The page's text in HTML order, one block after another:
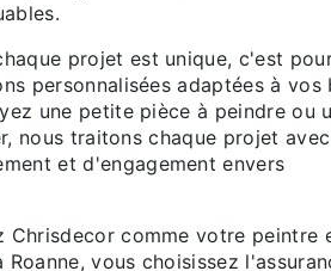
projet est unique, c'est
personnalisées adaptées à vos
une petite pièce à peindre ou
nous traitons chaque projet
et d'engagement envers
Chrisdecor comme votre peintre
vous choisissez